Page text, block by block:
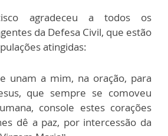
agradeceu a todos os
da Defesa Civil, que estão
atingidas:
unam a mim, na oração, para
que sempre se comoveu
console estes corações
dê a paz, por intercessão da